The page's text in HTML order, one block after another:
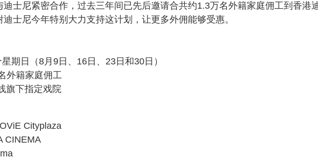
士尼紧密合作，过去三年间已先后邀请合共约1.3万名外籍家庭佣工到香港
士尼今年特别大力支持这计划，让更多外佣能够受惠。
期日（8月9日、16日、23日和30日）
外籍家庭佣工
旗下指定戏院
Cityplaza
CINEMA